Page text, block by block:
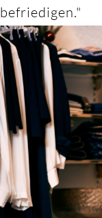
befriedigen."